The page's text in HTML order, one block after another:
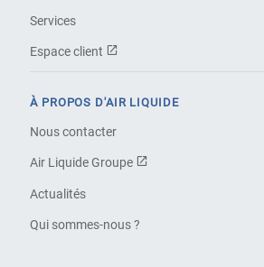
Services
Espace client
À PROPOS D'AIR LIQUIDE
Nous contacter
Air Liquide Groupe
Actualités
Qui sommes-nous ?